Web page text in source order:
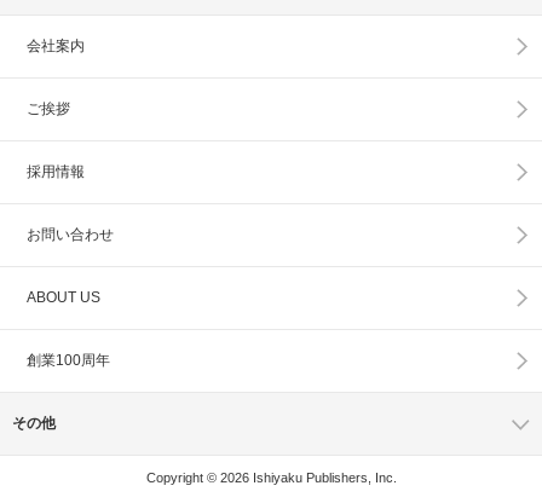
会社案内
ご挨拶
採用情報
お問い合わせ
ABOUT US
創業100周年
その他
Copyright © 2026 Ishiyaku Publishers, Inc.